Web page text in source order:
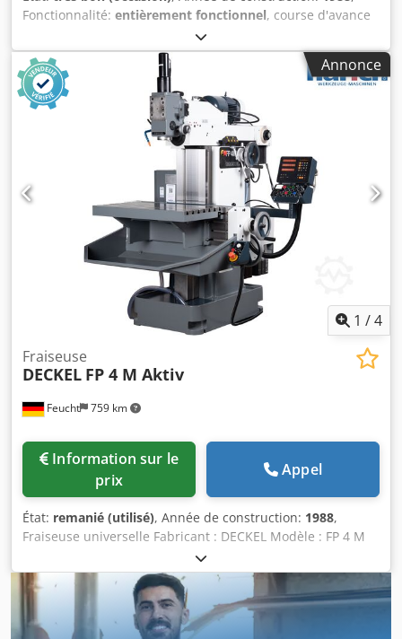
Fonctionnalité: entièrement fonctionnel, course d'avance
, course d'alimentation axe Y:
course d'avance axe Z:380 mm, vitesse de broche (max.):
3 150 tr/min
, Dimensions de la table 795 x 460 mm
Mouvement longitudinal 485 mm Csdpfx Apewffzkjnjha
Mouvement transversal 385 mm Mouvement vertical 380
mm Course de la broche 80 mm Vitesse de broche 0 - 3
150 tr/min Cône de broche horizontal ISO 40 Cône de
broche vertical ISO 40 Contrôle CONTOUR 2
Annonce
1 /4
Feucht 759 km
Fraiseuse
DECKEL FP 4 M Aktiv
prix
Appel
État: remanié (utilisé), Année de construction: 1988,
Fraiseuse universelle Fabricant : DECKEL Modèle : FP 4 M
Aktiv Année de fabrication : 1988 – remise à neuf, repeinte
RAL 7035 gris clair / RAL 7012 gris basalte RAL 5008 gris-
bleu N° de machine : 2203-7097 Avec garantie Contrôle
géométrique avec protocole de contrôle Accessoires :
Csdpfolfc U Dsx Apneha - Affichage numérique à 3 axes